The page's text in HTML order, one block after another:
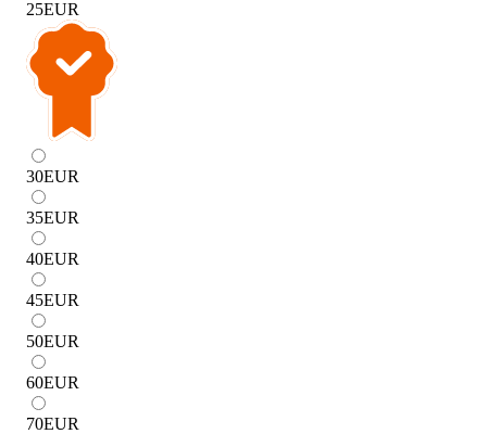
25EUR
30EUR
35EUR
40EUR
45EUR
50EUR
60EUR
70EUR